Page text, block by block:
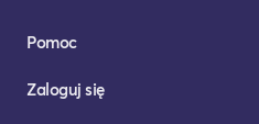
Pomoc
Zaloguj się